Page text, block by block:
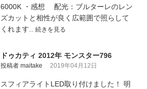
6000K ・感想 配光：ブルターレのレン
ズカットと相性が良く広範囲で照らして
くれます.. 続きを見る
ドゥカティ 2012年 モンスター796
投稿者 maitake 2019年04月12日
スフィアライトLED取り付けました！ 明